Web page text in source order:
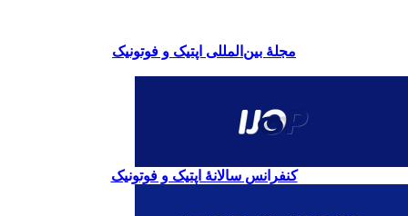
مجلۀ بین‌المللی اپتیک و فوتونیک
کنفرانس سالانۀ اپتیک و فوتونیک